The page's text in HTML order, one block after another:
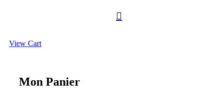

View Cart
Mon Panier